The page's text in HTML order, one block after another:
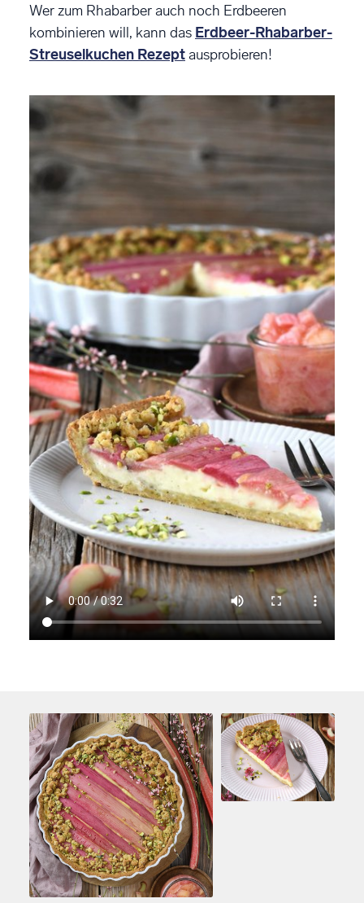
Wer zum Rhabarber auch noch Erdbeeren
kombinieren will, kann das Erdbeer-Rhabarber-
Streuselkuchen Rezept ausprobieren!